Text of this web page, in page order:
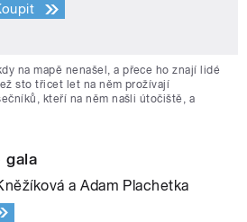
na mapě nenašel, a přece ho znají lidé
sto třicet let na něm prožívají
kteří na něm našli útočiště, a
gala
a Adam Plachetka